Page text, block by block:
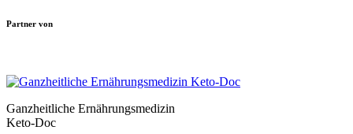
Partner von
Ganzheitliche Ernährungsmedizin
Keto-Doc